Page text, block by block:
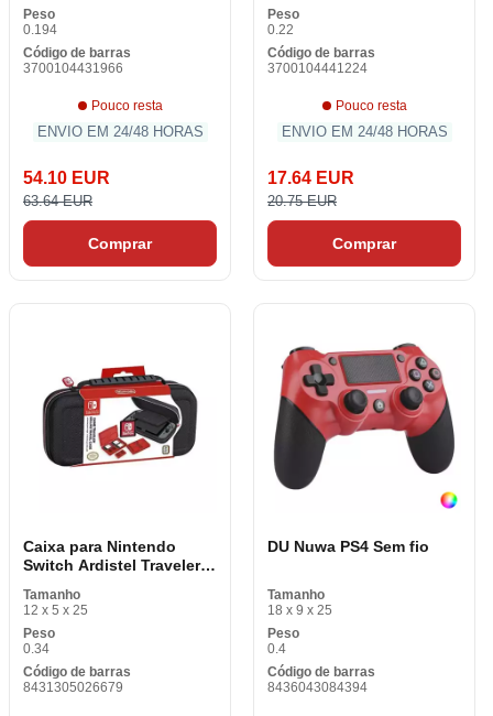
Peso
0.194
Código de barras
3700104431966
Pouco resta
ENVIO EM 24/48 HORAS
54.10 EUR
63.64 EUR
Comprar
Peso
0.22
Código de barras
3700104441224
Pouco resta
ENVIO EM 24/48 HORAS
17.64 EUR
20.75 EUR
Comprar
Caixa para Nintendo
Switch Ardistel Traveler
Tamanho
12 x 5 x 25
Peso
0.34
Código de barras
8431305026679
DU Nuwa PS4 Sem fio
Tamanho
18 x 9 x 25
Peso
0.4
Código de barras
8436043084394